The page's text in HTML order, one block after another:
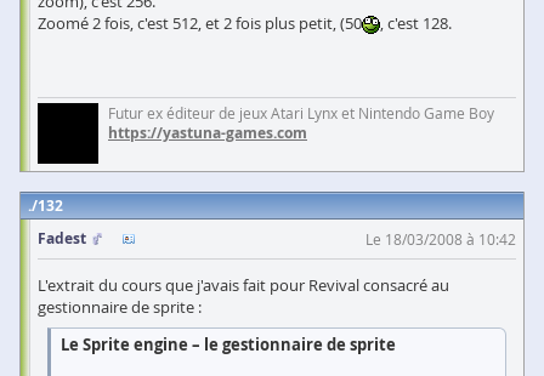
Zoomé 2 fois, c'est 512, et 2 fois plus petit, (50
, c'est 128.
Futur ex éditeur de jeux Atari Lynx et Nintendo Game Boy
https://yastuna-games.com
132
Fadest
Le 18/03/2008 à 10:42
L'extrait du cours que j'avais fait pour Revival consacré au
gestionnaire de sprite :
Le Sprite engine – le gestionnaire de sprite